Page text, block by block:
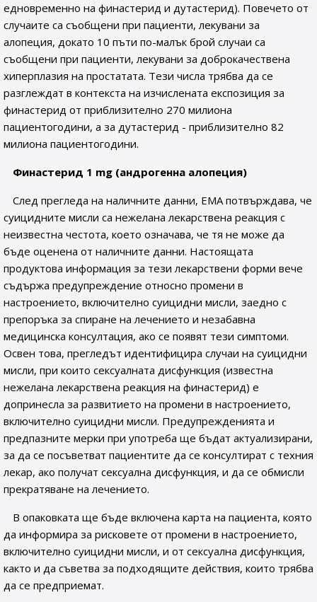
едновременно на финастерид и дутастерид). Повечето от
случаите са съобщени при пациенти, лекувани за
алопеция, докато 10 пъти по-малък брой случаи са
съобщени при пациенти, лекувани за доброкачествена
хиперплазия на простатата. Тези числа трябва да се
разглеждат в контекста на изчислената експозиция за
финастерид от приблизително 270 милиона
пациентогодини, а за дутастерид - приблизително 82
милиона пациентогодини.
Финастерид 1 mg (андрогенна алопеция)
След прегледа на наличните данни, EMA потвърждава, че
суицидните мисли са нежелана лекарствена реакция с
неизвестна честота, което означава, че тя не може да
бъде оценена от наличните данни. Настоящата
продуктова информация за тези лекарствени форми вече
съдържа предупреждение относно промени в
настроението, включително суицидни мисли, заедно с
препоръка за спиране на лечението и незабавна
медицинска консултация, ако се появят тези симптоми.
Освен това, прегледът идентифицира случаи на суицидни
мисли, при които сексуалната дисфункция (известна
нежелана лекарствена реакция на финастерид) е
допринесла за развитието на промени в настроението,
включително суицидни мисли. Предупрежденията и
предпазните мерки при употреба ще бъдат актуализирани,
за да се посъветват пациентите да се консултират с техния
лекар, ако получат сексуална дисфункция, и да се обмисли
прекратяване на лечението.
В опаковката ще бъде включена карта на пациента, която
да информира за рисковете от промени в настроението,
включително суицидни мисли, и от сексуална дисфункция,
както и да съветва за подходящите действия, които трябва
да се предприемат.